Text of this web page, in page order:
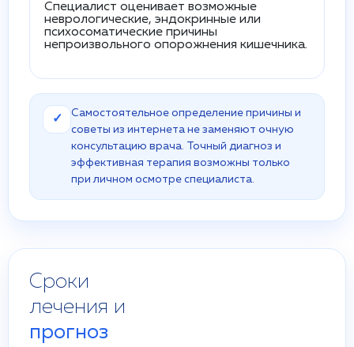
Специалист оценивает возможные
неврологические, эндокринные или
психосоматические причины
непроизвольного опорожнения кишечника.
✓
Самостоятельное определение причины и
советы из интернета не заменяют очную
консультацию врача. Точный диагноз и
эффективная терапия возможны только
при личном осмотре специалиста.
Сроки
лечения и
прогноз